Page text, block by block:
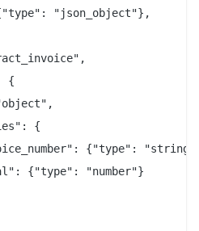
"json_object"},
{
{
{"type":
{"type": "number"}